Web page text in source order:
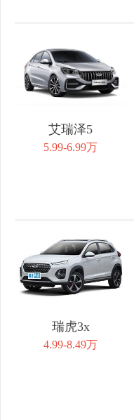
艾瑞泽5
5.99-6.99万
瑞虎3x
4.99-8.49万